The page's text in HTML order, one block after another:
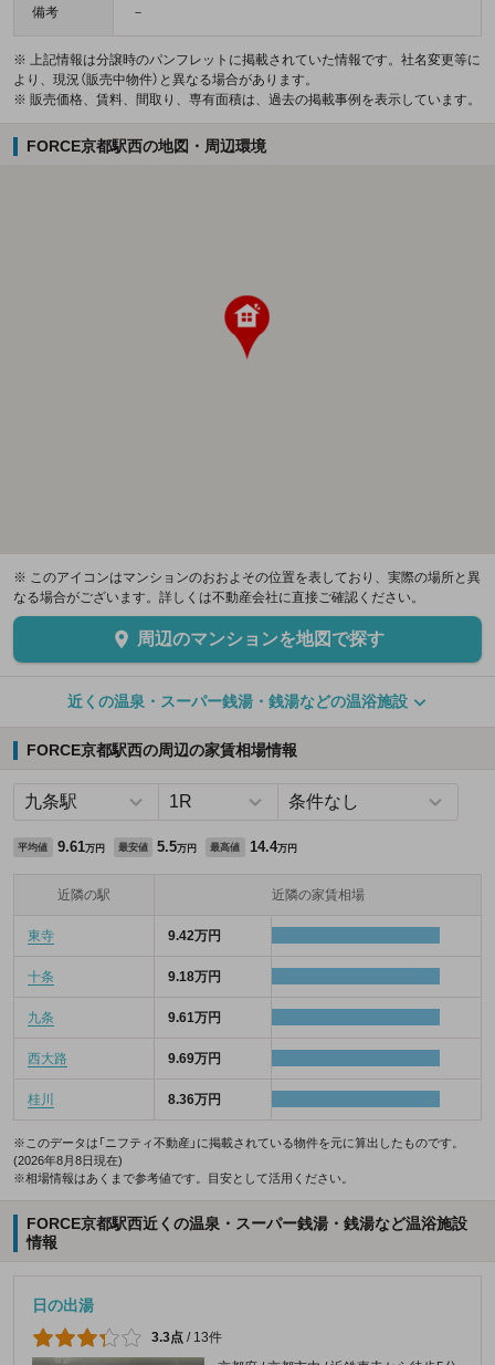
備考 －
※ 上記情報は分譲時のパンフレットに掲載されていた情報です。社名変更等に
より、現況（販売中物件）と異なる場合があります。
※ 販売価格、賃料、間取り、専有面積は、過去の掲載事例を表示しています。
FORCE京都駅西の地図・周辺環境
※ このアイコンはマンションのおおよその位置を表しており、実際の場所と異
なる場合がございます。詳しくは不動産会社に直接ご確認ください。
周辺のマンションを地図で探す
近くの温泉・スーパー銭湯・銭湯などの温浴施設
FORCE京都駅西の周辺の家賃相場情報
平均値 9.61万円 最安値 5.5万円 最高値 14.4万円
近隣の駅 近隣の家賃相場
東寺 9.42万円
十条 9.18万円
九条 9.61万円
西大路 9.69万円
桂川 8.36万円
※このデータは「ニフティ不動産」に掲載されている物件を元に算出したものです。
(2026年8月8日現在)
※相場情報はあくまで参考値です。目安として活用ください。
FORCE京都駅西近くの温泉・スーパー銭湯・銭湯など温浴施設
情報
日の出湯
3.3点 / 13件